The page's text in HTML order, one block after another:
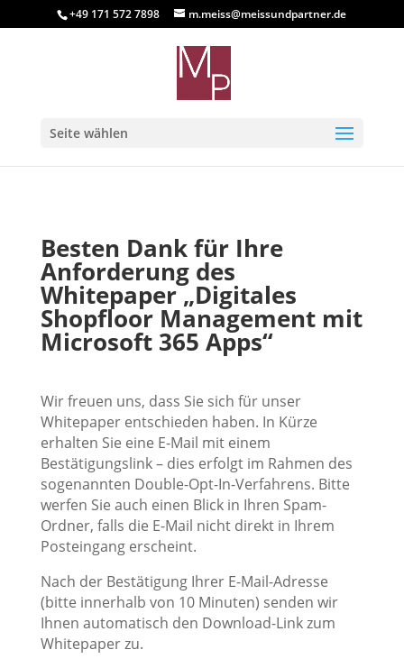
+49 171 572 7898 m.meiss@meissundpartner.de
Seite wählen
Besten Dank für Ihre
Anforderung des
Whitepaper „Digitales
Shopfloor Management mit
Microsoft 365 Apps“
Wir freuen uns, dass Sie sich für unser
Whitepaper entschieden haben. In Kürze
erhalten Sie eine E-Mail mit einem
Bestätigungslink – dies erfolgt im Rahmen des
sogenannten Double-Opt-In-Verfahrens. Bitte
werfen Sie auch einen Blick in Ihren Spam-
Ordner, falls die E-Mail nicht direkt in Ihrem
Posteingang erscheint.
Nach der Bestätigung Ihrer E-Mail-Adresse
(bitte innerhalb von 10 Minuten) senden wir
Ihnen automatisch den Download-Link zum
Whitepaper zu.